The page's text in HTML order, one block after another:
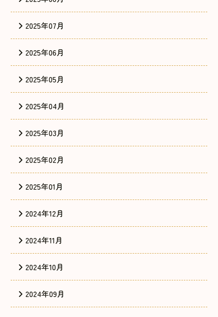
2025年07月
2025年06月
2025年05月
2025年04月
2025年03月
2025年02月
2025年01月
2024年12月
2024年11月
2024年10月
2024年09月